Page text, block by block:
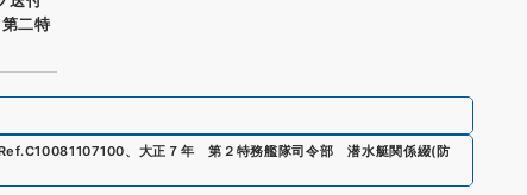
二特
C10081107100、 大正７年 第２特務艦隊司令部 潜水艇関係綴(防